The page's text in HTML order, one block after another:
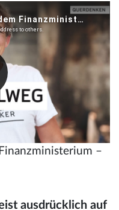
–
ausdrücklich auf